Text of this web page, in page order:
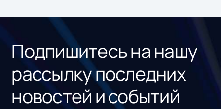
Подпишитесь на нашу
рассылку последних
новостей и событий